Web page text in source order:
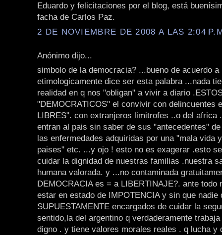
Eduardo y felicitaciones por el blog, está
facha de Carlos Paz.
2 DE NOVIEMBRE DE 2008 A LAS 2:04
Anónimo dijo...
simbolo de la democracia? ...bueno de acuerdo a
etimologicamente dice ser esta palabra ...nada
realidad en q nos "obligan" a vivir a diario
"DEMOCRATICOS" el convivir con delincuentes
LIBRES". con extranjeros limitrofes ..o del africa
entran al pais sin saber de sus "antecedentes"
las enfermedades adquiridas por una "mala vida
paises" etc. ...y ojo ! esto no es exagerar .esto
cuidar la dignidad de nuestras familias .nuestra
humana valorada. y ...no contaminada
DEMOCRACIA es = a LIBERTINAJE?. ante todo
estar en estado de IMPOTENCIA y sin que nadie
SUPUESTAMENTE encargados de cuidar la
sentido,la del argentino q verdaderamente
digno . y tiene valores morales reales . q lucha y